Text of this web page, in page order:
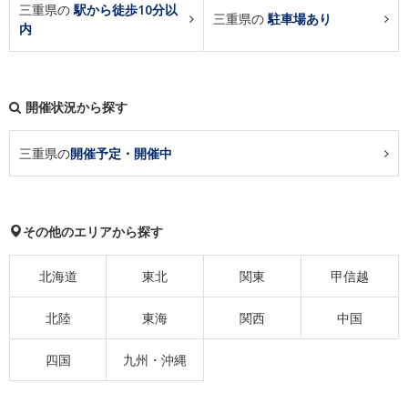
三重県の駅から徒歩10分以
内
三重県の駐車場あり
開催状況から探す
三重県の開催予定・開催中
その他のエリアから探す
北海道 東北 関東 甲信越
北陸 東海 関西 中国
四国 九州・沖縄